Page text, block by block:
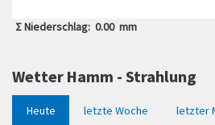
End of interactive chart.
Σ Niederschlag: 0.00 mm
Wetter Hamm - Strahlung
Heute letzte Woche letzter